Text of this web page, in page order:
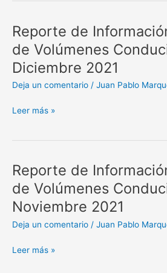
Reporte de
de Volúmenes
Diciembre 2021
Deja un comentario / Juan Pablo
Reporte
de
Información
en
Materia
Volúmenes
Leer más »
Reporte de
de Volúmenes
Noviembre 2021
Deja un comentario / Juan Pablo
Reporte
de
Información
en
Materia
Volúmenes
Leer más »